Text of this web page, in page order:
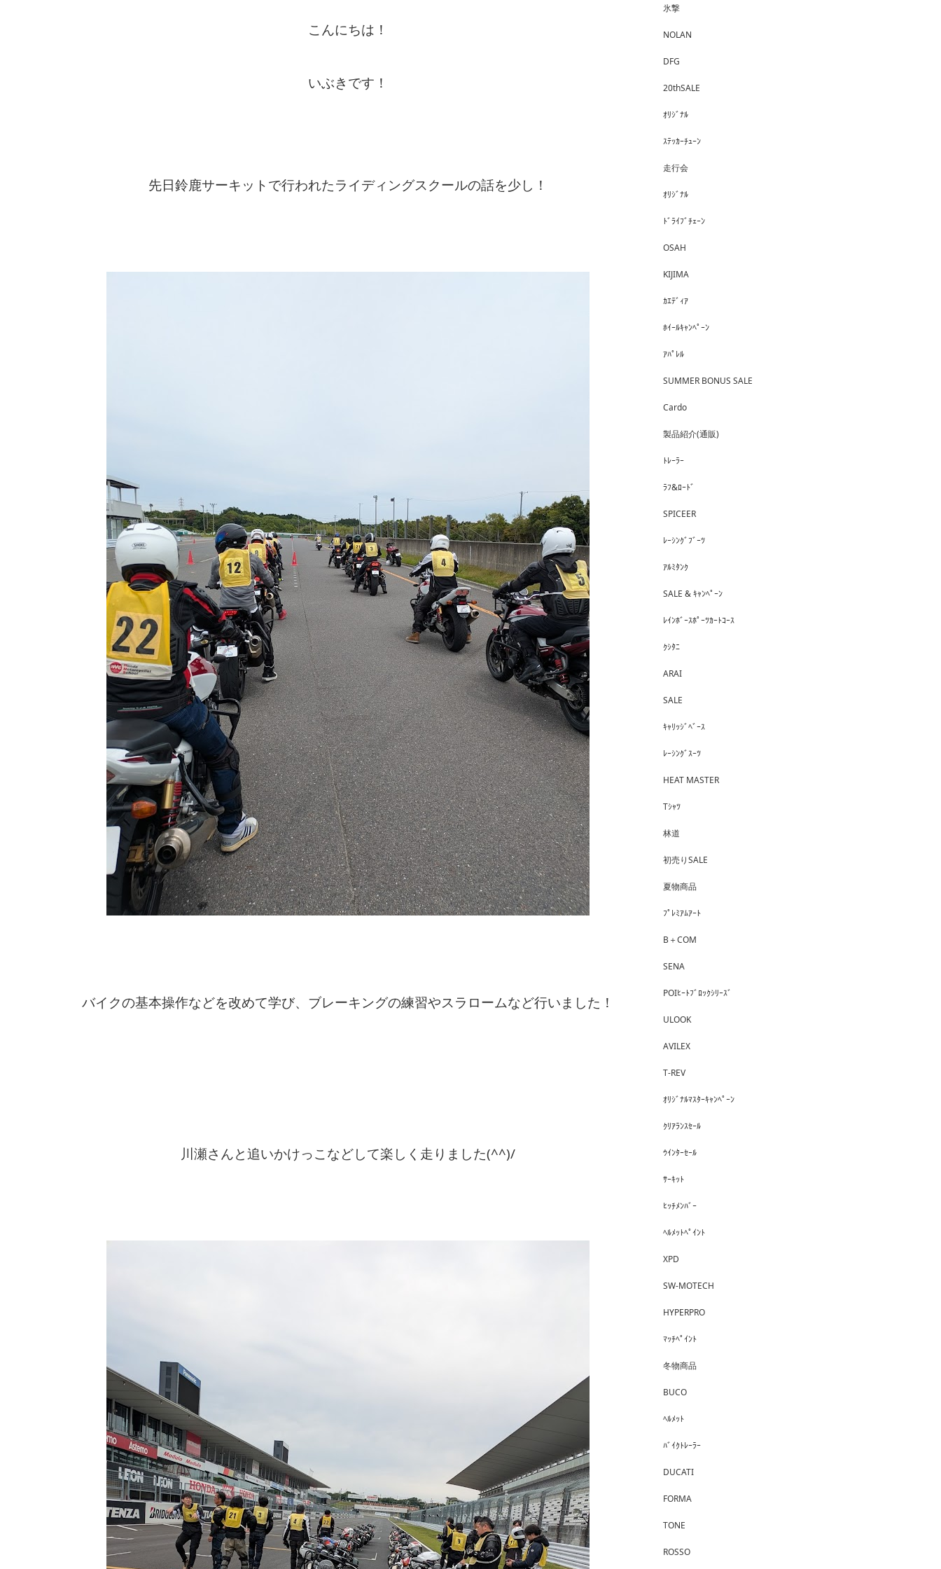
こんにちは！
いぶきです！
先日鈴鹿サーキットで行われたライディングスクールの話を少し！
バイクの基本操作などを改めて学び、ブレーキングの練習やスラロームなど行いました！
川瀬さんと追いかけっこなどして楽しく走りました(^^)/
氷撃
NOLAN
DFG
20thSALE
ｵﾘｼﾞﾅﾙ
ｽﾃｯｶｰﾁｭｰﾝ
走行会
ｵﾘｼﾞﾅﾙ
ﾄﾞﾗｲﾌﾞﾁｪｰﾝ
OSAH
KIJIMA
ｶｴﾃﾞｨｱ
ﾎｲｰﾙｷｬﾝﾍﾟｰﾝ
ｱﾊﾟﾚﾙ
SUMMER BONUS SALE
Cardo
製品紹介(通販)
ﾄﾚｰﾗｰ
ﾗﾌ&ﾛｰﾄﾞ
SPICEER
ﾚｰｼﾝｸﾞﾌﾞｰﾂ
ｱﾙﾐﾀﾝｸ
SALE & ｷｬﾝﾍﾟｰﾝ
ﾚｲﾝﾎﾞｰｽﾎﾟｰﾂｶｰﾄｺｰｽ
ｸｼﾀﾆ
ARAI
SALE
ｷｬﾘｯｼﾞﾍﾞｰｽ
ﾚｰｼﾝｸﾞｽｰﾂ
HEAT MASTER
Tｼｬﾂ
林道
初売りSALE
夏物商品
ﾌﾟﾚﾐｱﾑｱｰﾄ
B＋COM
SENA
POIﾋｰﾄﾌﾞﾛｯｸｼﾘｰｽﾞ
ULOOK
AVILEX
T-REV
ｵﾘｼﾞﾅﾙﾏｽﾀｰｷｬﾝﾍﾟｰﾝ
ｸﾘｱﾗﾝｽｾｰﾙ
ｳｲﾝﾀｰｾｰﾙ
ｻｰｷｯﾄ
ﾋｯﾁﾒﾝﾊﾞｰ
ﾍﾙﾒｯﾄﾍﾟｲﾝﾄ
XPD
SW-MOTECH
HYPERPRO
ﾏｯﾁﾍﾟｲﾝﾄ
冬物商品
BUCO
ﾍﾙﾒｯﾄ
ﾊﾞｲｸﾄﾚｰﾗｰ
DUCATI
FORMA
TONE
ROSSO